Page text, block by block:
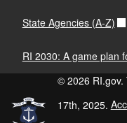
State Agencies (A-Z)
RI 2030: A game plan
© 2026 RI.gov.
17th, 2025.